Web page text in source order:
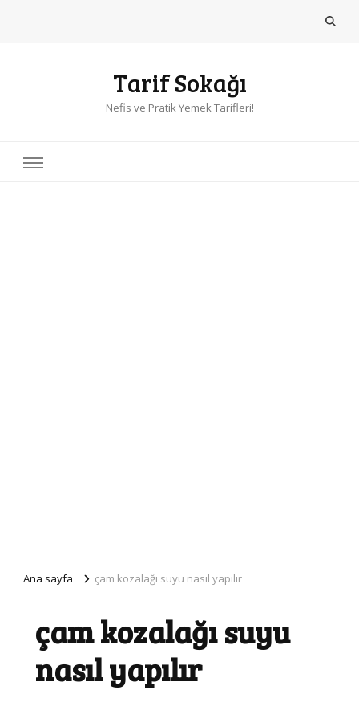
Tarif Sokağı
Nefis ve Pratik Yemek Tarifleri!
Ana sayfa çam kozalağı suyu nasıl yapılır
çam kozalağı suyu
nasıl yapılır